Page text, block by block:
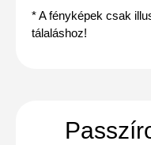
* A fényképek csak
tálaláshoz!